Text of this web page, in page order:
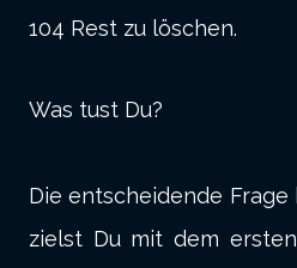
104 Rest zu löschen.
Was tust Du?
Die entscheidende
zielst Du mit dem